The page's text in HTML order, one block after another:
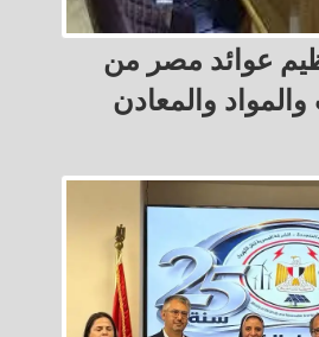
عوائد مصر من
والمعادن